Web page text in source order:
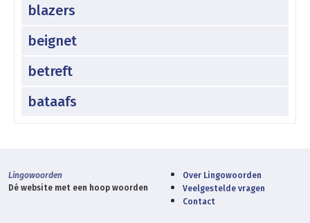
blazers
beignet
betreft
bataafs
Lingowoorden
Dé website met een hoop woorden
Over Lingowoorden
Veelgestelde vragen
Contact